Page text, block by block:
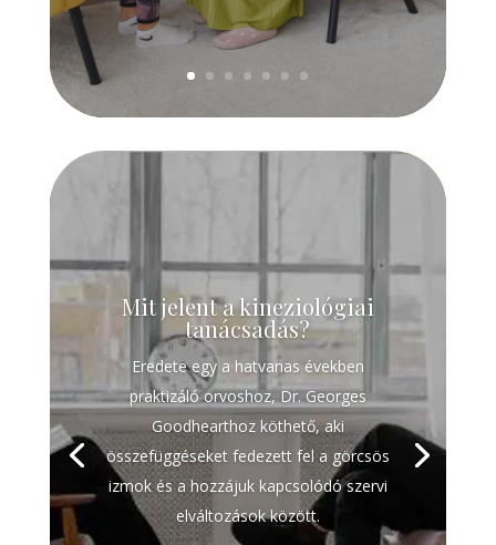
Mit jelent a kineziológiai
tanácsadás?
Eredete egy a hatvanas években
praktizáló orvoshoz, Dr. Georges
Goodhearthoz köthető, aki
összefüggéseket fedezett fel a görcsös
izmok és a hozzájuk kapcsolódó szervi
elváltozások között.